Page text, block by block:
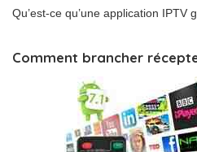
Qu’est-ce qu’une application IPTV
Comment brancher